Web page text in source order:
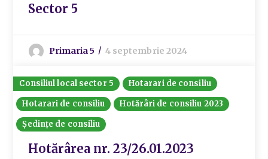
Sector 5
Primaria 5 4 septembrie 2024
Consiliul local sector 5
Hotarari de consiliu
Hotarari de consiliu
Hotărâri de consiliu 2023
Ședințe de consiliu
Hotărârea nr. 23/26.01.2023